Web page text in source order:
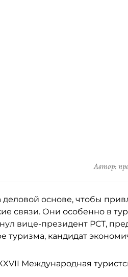
Автор:
основе, чтобы
связи. Они особенно в
вице-президент РСТ,
туризма, кандидат
Международная